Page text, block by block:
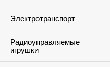
Электротранспорт
Радиоуправляемые
игрушки